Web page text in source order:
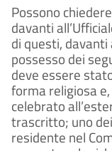
Possono
davanti
di questi, davanti
possesso dei
deve essere
forma religiosa
celebrato
trascritto; uno
residente nel